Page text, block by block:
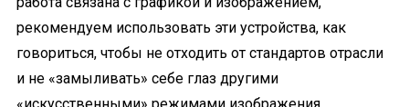
рекомендуем использовать эти устройства, как
говориться, чтобы не отходить от стандартов отрасли
и не «замыливать» себе глаз другими